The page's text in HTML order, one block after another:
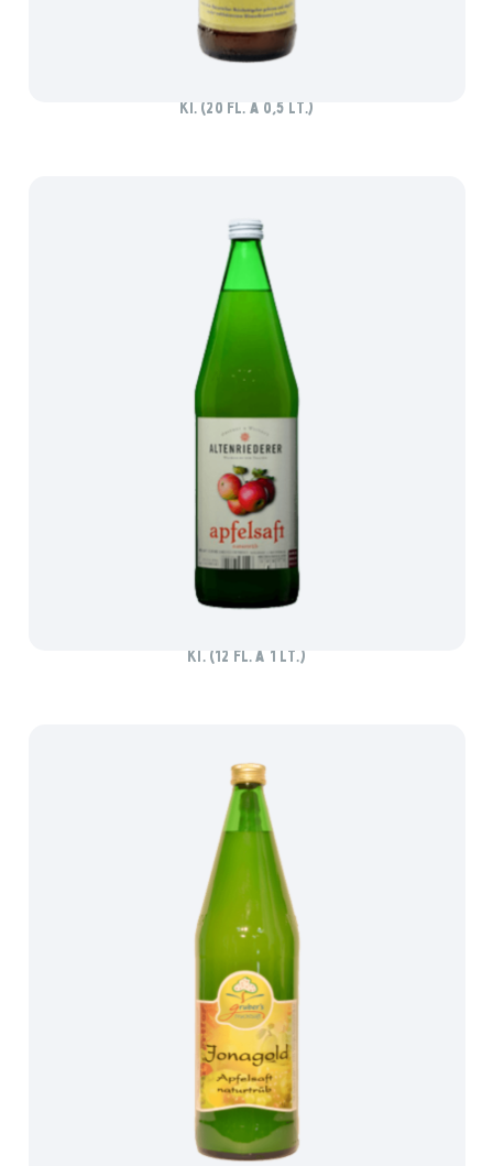
Ki. (20 Fl. à 0,5 lt.)
Ki. (12 Fl. à 1 lt.)